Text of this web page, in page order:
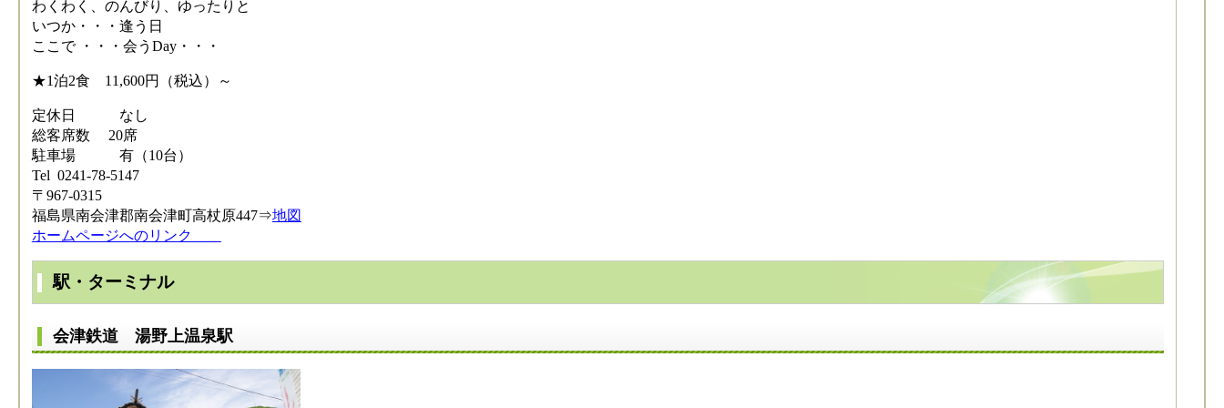
わくわく、のんびり、ゆったりと
いつか・・・逢う日
ここで ・・・会うDay・・・
★1泊2食 11,600円（税込）～
定休日 なし
総客席数 20席
駐車場 有（10台）
Tel 0241-78-5147
〒967-0315
福島県南会津郡南会津町高杖原447⇒地図
ホームページへのリンク
駅・ターミナル
会津鉄道 湯野上温泉駅